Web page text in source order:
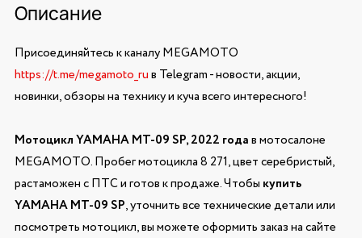
Описание
Присоединяйтесь к каналу MEGAMOTO
https://t.me/megamoto_ruв Telegram - новости, акции,
новинки, обзоры на технику и куча всего интересного!
Мотоцикл YAMAHA MT-09 SP, 2022 годав мотосалоне
MEGAMOTO. Пробег мотоцикла 8 271, цвет серебристый,
растаможен с ПТС и готов к продаже. Чтобы купить
YAMAHA MT-09 SP, уточнить все технические детали или
посмотреть мотоцикл, вы можете оформить заказ на сайте